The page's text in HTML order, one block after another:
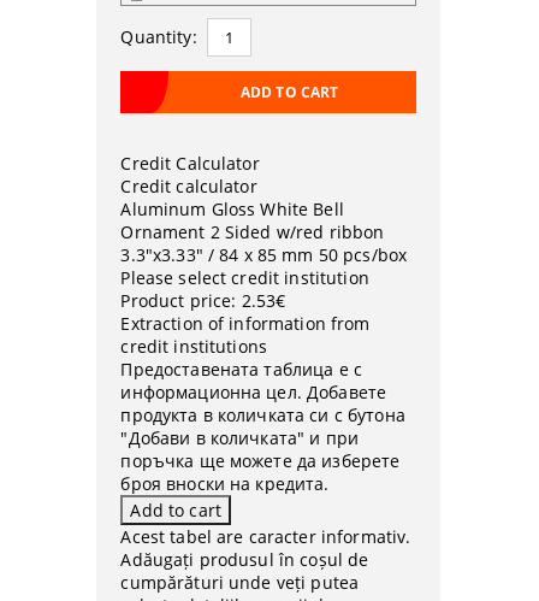
Quantity:
Credit Calculator
Credit calculator
Aluminum Gloss White Bell
Ornament 2 Sided w/red ribbon
3.3"x3.33" / 84 x 85 mm 50 pcs/box
Please select credit institution
Product price: 2.53€
Extraction of information from
credit institutions
Предоставената таблица е с
информационна цел. Добавете
продукта в количката си с бутона
"Добави в количката" и при
поръчка ще можете да изберете
броя вноски на кредита.
Acest tabel are caracter informativ.
Adăugați produsul în coșul de
cumpărături unde veți putea